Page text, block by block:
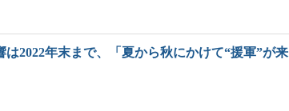
は2022年末まで、「夏から秋にかけて“援軍”が来